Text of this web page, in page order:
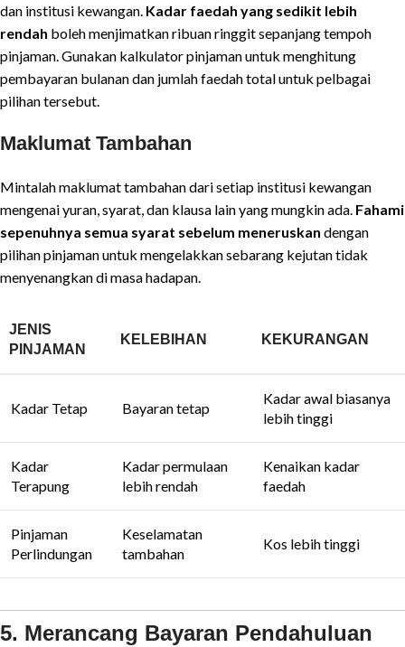
dan institusi kewangan. Kadar faedah yang sedikit lebih
rendah boleh menjimatkan ribuan ringgit sepanjang tempoh
pinjaman. Gunakan kalkulator pinjaman untuk menghitung
pembayaran bulanan dan jumlah faedah total untuk pelbagai
pilihan tersebut.
Maklumat Tambahan
Mintalah maklumat tambahan dari setiap institusi kewangan
mengenai yuran, syarat, dan klausa lain yang mungkin ada. Fahami
sepenuhnya semua syarat sebelum meneruskan dengan
pilihan pinjaman untuk mengelakkan sebarang kejutan tidak
menyenangkan di masa hadapan.
JENIS
PINJAMAN
KELEBIHAN KEKURANGAN
Kadar Tetap Bayaran tetap
Kadar awal biasanya
lebih tinggi
Kadar
Terapung
Kadar permulaan
lebih rendah
Kenaikan kadar
faedah
Pinjaman
Perlindungan
Keselamatan
tambahan
Kos lebih tinggi
5. Merancang Bayaran Pendahuluan